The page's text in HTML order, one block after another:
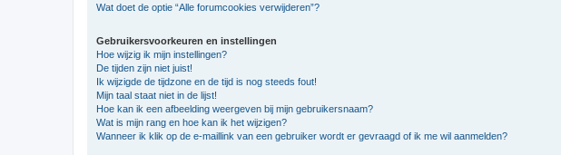
Wat doet de optie “Alle forumcookies verwijderen”?
Gebruikersvoorkeuren en instellingen
Hoe wijzig ik mijn instellingen?
De tijden zijn niet juist!
Ik wijzigde de tijdzone en de tijd is nog steeds fout!
Mijn taal staat niet in de lijst!
Hoe kan ik een afbeelding weergeven bij mijn gebruikersnaam?
Wat is mijn rang en hoe kan ik het wijzigen?
Wanneer ik klik op de e-maillink van een gebruiker wordt er gevraagd of ik me wil aanmelden?